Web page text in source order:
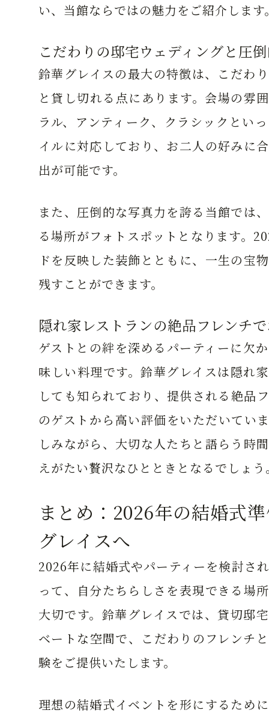
い、当館ならではの魅力をご紹介します
こだわりの邸宅ウェディングと圧
鈴華グレイスの最大の特徴は、こだわ
と貸し切れる点にあります。会場の雰
ラル、アンティーク、クラシックとい
イルに対応しており、お二人の好みに
出が可能です。
また、圧倒的な写真力を誇る当館では
る場所がフォトスポットとなります。
ドを反映した装飾とともに、一生の宝
残すことができます。
隠れ家レストランの絶品フレンチ
ゲストとの絆を深めるパーティーに欠
味しい料理です。鈴華グレイスは隠れ
しても知られており、提供される絶品
のゲストから高い評価をいただいてい
しみながら、大切な人たちと語らう時
えがたい贅沢なひとときとなるでしょう
まとめ：2026年の結婚式
グレイスへ
2026年に結婚式やパーティーを検討さ
って、自分たちらしさを表現できる場
大切です。鈴華グレイスでは、貸切邸
ベートな空間で、こだわりのフレンチ
験をご提供いたします。
理想の結婚式イベントを形にするため